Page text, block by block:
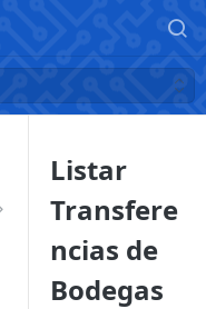
Listar
Transfere
ncias de
Bodegas